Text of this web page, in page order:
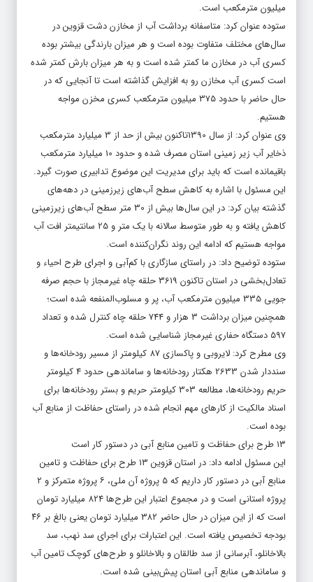
میلیون مترمکعب است.
ستوده عنوان کرد: متاسفانه برداشت آب از مخازن دشت قزوین در
سال‌های مختلف متفاوت بوده است و هر میزان بارندگی بیشتر بوده
کسری آب در مخازن ما کمتر شده است و به هر میزان بارش کمتر شده
است کسری آب مخازن رو به افزایش گذاشته است تا آنجایی که در
حال حاضر با حدود 375 میلیون مترمکعب کسری مخزن مواجه
هستیم.
وی عنوان کرد: از سال 1390تاکنون بیش از حد از 3 میلیارد مترمکعب
ذخایر آب زیر زمینی استان مصرف شده و حدود 10 میلیارد مترمکعب
باقیمانده است که باید برای مدیریت این موضوع تدابیری صورت گیرد.
این مسئول با اشاره به کاهش سطح آب‌های زیرزمینی در دهه‌های
گذشته بیان کرد: در این سال‌ها بیش از 30 متر سطح آب‌های زیرزمینی
کاهش یافته و به طور متوسط سالانه با یک متر و 25 سانتیمتر افت آب
مواجه هستیم که ادامه این روند نگران‌کننده است.
ستوده توضیح داد: در راستای سازگاری با کم‌آبی و اجرای طرح احیاء و
تعادل‌بخشی در استان تاکنون 3619 حلقه چاه غیرمجاز با حجم صرفه
جویی 335 میلیون مترمکعب آب، پر و مسلوب‌المنفعه شده است؛
همچنین میزان برداشت 3 هزار و 744 حلقه چاه کنترل شده و تعداد
597 دستگاه حفاری غیرمجاز شناسایی شده است.
وی مطرح کرد: لایروبی و پاکسازی 87 کیلومتر از مسیر رودخانه‌ها و
سنددار شدن 2633 هکتار رودخانه‌ها و ساماندهی حدود 4 کیلومتر
حریم رودخانه‌ها، مطالعه 303 کیلومتر حریم و بستر رودخانه‌ها برای
اسناد مالکیت از کارهای مهم انجام شده در راستای حفاظت از منابع آب
بوده است.
۱۳ طرح برای حفاظت و تامین منابع آبی در دستور کار است
این مسئول ادامه داد: در استان قزوین ۱۳ طرح برای حفاظت و تامین
منابع آبی در دستور کار داریم که ۵ پروژه آن ملی، ۶ پروژه متمرکز و ۲
پروژه استانی است و در مجموع اعتبار این طرح‌ها 824 میلیارد تومان
است که از این میزان در حال حاضر ۳۸۲ میلیارد تومان یعنی بالغ بر ۴۶
بودجه تخصیص یافته است. این اعتبارات برای اجرای سد نهب، سد
بالاخانلو، آبرسانی از سد طالقان و بالاخانلو و طرح‌های کوچک تامین آب
و ساماندهی منابع آبی استان پیش‌بینی شده است.